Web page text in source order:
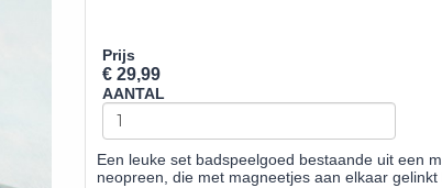
Prijs
€ 29,99
AANTAL
Een leuke set badspeelgoed bestaande uit een
neopreen, die met magneetjes aan elkaar